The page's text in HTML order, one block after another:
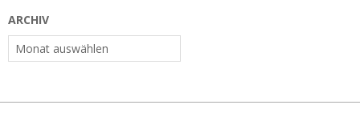
ARCHIV
Archiv